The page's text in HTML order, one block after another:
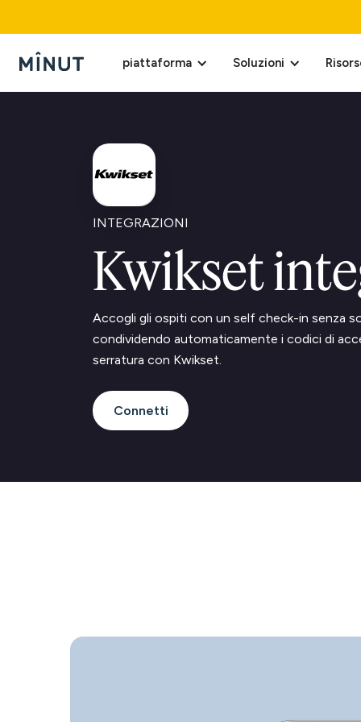
piattaforma Soluzioni
INTEGRAZIONI
Kwikset
Accogli gli ospiti con un self check-in senza
condividendo automaticamente i codici di
serratura con Kwikset.
Connetti